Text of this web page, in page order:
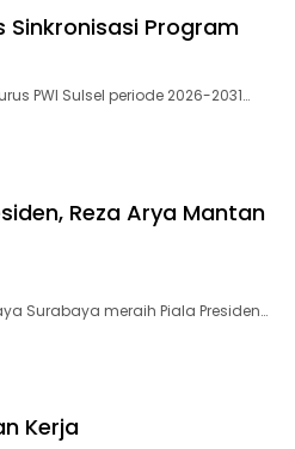
Sinkronisasi Program
PWI Sulsel periode 2026-2031…
Reza Arya Mantan
Surabaya meraih Piala Presiden…
Kerja